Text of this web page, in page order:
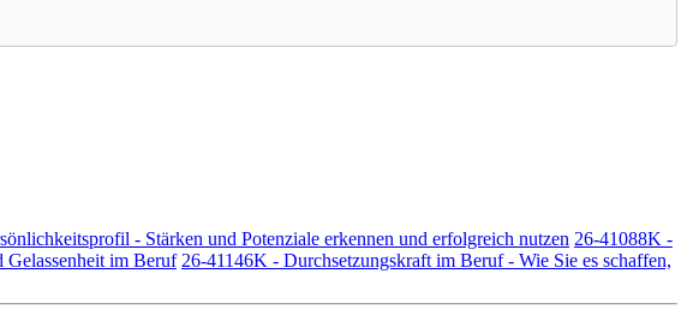
- Stärken und Potenziale erkennen und erfolgreich nutzen 26-41088K -
im Beruf 26-41146K - Durchsetzungskraft im Beruf - Wie Sie es schaffen,